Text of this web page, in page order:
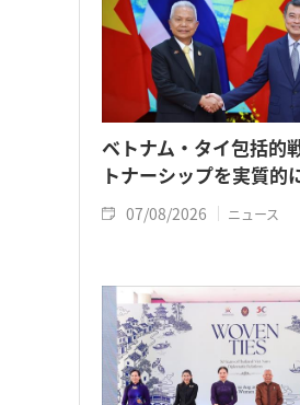
ベトナム・タイ包括的
トナーシップを実質的
07/08/2026 ニュース